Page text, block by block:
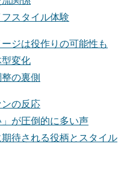
スタイル体験
ジは役作りの可能性も
変化
の裏側
の反応
」が圧倒的に多い声
待される役柄とスタイル